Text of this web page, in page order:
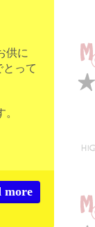
供に
って
more